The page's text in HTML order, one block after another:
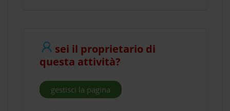
sei il proprietario di
questa attività?
gestisci la pagina